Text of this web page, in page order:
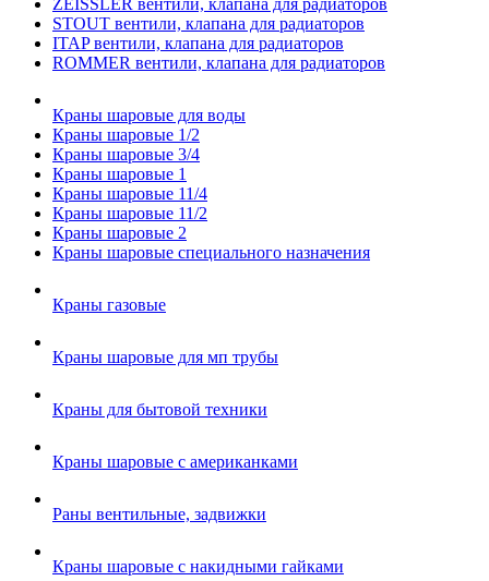
ZEISSLER вентили, клапана для радиаторов
STOUT вентили, клапана для радиаторов
ITAP вентили, клапана для радиаторов
ROMMER вентили, клапана для радиаторов
Краны шаровые для воды
Краны шаровые 1/2
Краны шаровые 3/4
Краны шаровые 1
Краны шаровые 11/4
Краны шаровые 11/2
Краны шаровые 2
Краны шаровые специального назначения
Краны газовые
Краны шаровые для мп трубы
Краны для бытовой техники
Краны шаровые с американками
Раны вентильные, задвижки
Краны шаровые с накидными гайками